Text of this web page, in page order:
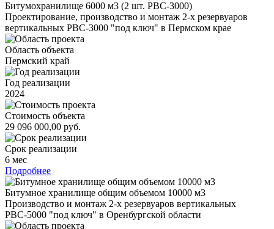
Битумохранилище 6000 м3 (2 шт. РВС-3000)
Проектирование, производство и монтаж 2-х резервуаров
вертикальных РВС-3000 "под ключ" в Пермском крае
Область объекта
Пермский край
Год реализации
2024
Стоимость объекта
29 096 000,00 руб.
Срок реализации
6 мес
Подробнее
Битумное хранилище общим объемом 10000 м3
Производство и монтаж 2-х резервуаров вертикальных
РВС-5000 "под ключ" в Оренбургской области